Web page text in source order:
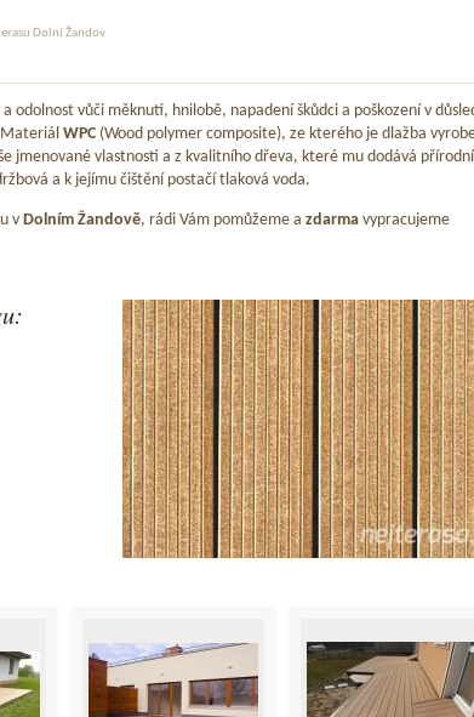
Dolní Žandov
odolnost vůči měknutí, hnilobě, napadení škůdci a poškození v
WPC (Wood polymer composite), ze kterého je dlažba
jmenované vlastnosti a z kvalitního dřeva, které mu dodává přírodní
a k jejímu čištění postačí tlaková voda.
v Dolním Žandově, rádi Vám pomůžeme a zdarma vypracujeme